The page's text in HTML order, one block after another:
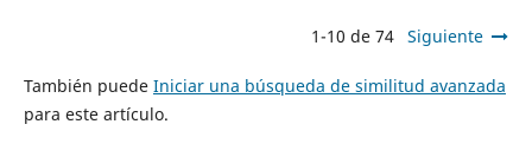
1-10 de 74 Siguiente
También puede Iniciar una búsqueda de similitud avanzada
para este artículo.